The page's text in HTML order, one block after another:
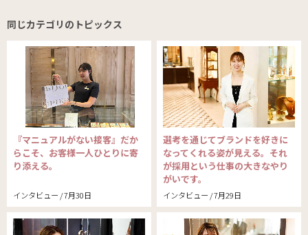
同じカテゴリのトピックス
インタビュー / 7月30日
『マニュアルがない接客』だか
らこそ、お客様一人ひとりに寄
り添える。
インタビュー / 7月29日
選考を通じてブランドを好きに
なってくれる姿が見える。それ
が採用という仕事の大きなやり
がいです。